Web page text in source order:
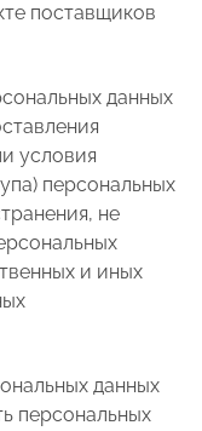
поставщиков
данных
условия
персональных
не
и иных
данных
персональных